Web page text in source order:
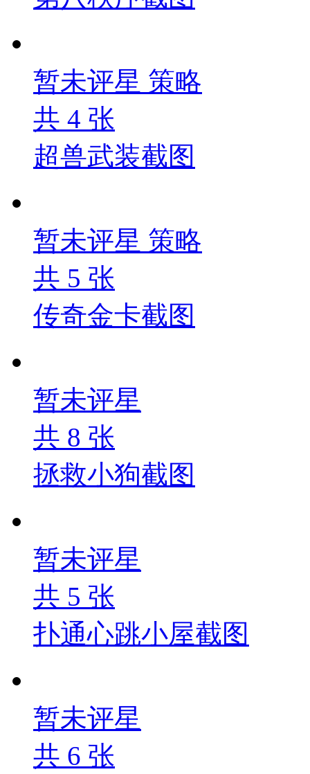
暂未评星 策略
共 4 张
超兽武装截图
暂未评星 策略
共 5 张
传奇金卡截图
暂未评星
共 8 张
拯救小狗截图
暂未评星
共 5 张
扑通心跳小屋截图
暂未评星
共 6 张